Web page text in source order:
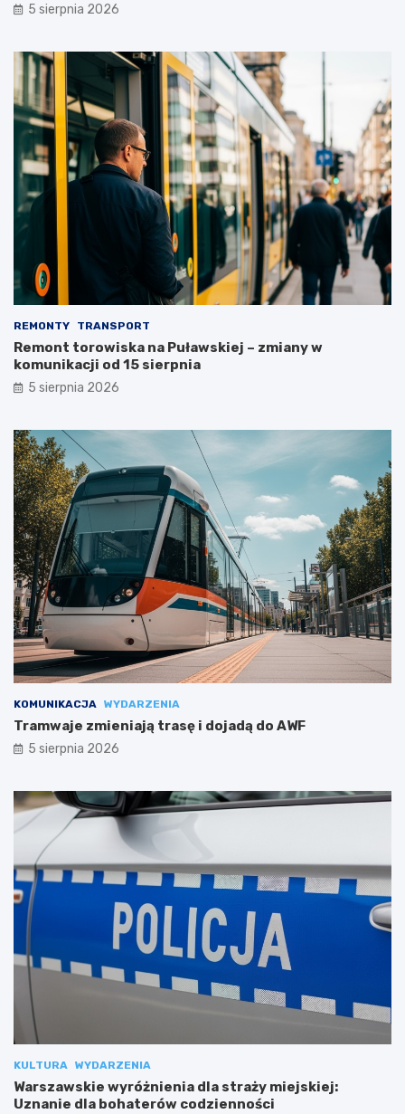
5 sierpnia 2026
REMONTY TRANSPORT
Remont torowiska na Puławskiej – zmiany w
komunikacji od 15 sierpnia
5 sierpnia 2026
KOMUNIKACJA WYDARZENIA
Tramwaje zmieniają trasę i dojadą do AWF
5 sierpnia 2026
KULTURA WYDARZENIA
Warszawskie wyróżnienia dla straży miejskiej:
Uznanie dla bohaterów codzienności